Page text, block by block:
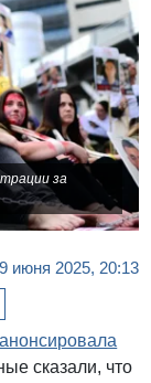
за
9 июня 2025, 20:13
анонсировала
сказали, что